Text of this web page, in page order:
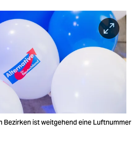
Bezirken ist weitgehend eine Luftnummer